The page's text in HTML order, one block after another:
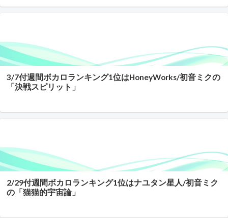
3/7付週間ボカロランキング1位はHoneyWorks/初音ミクの
「決戦スピリット」
2/29付週間ボカロランキング1位はナユタン星人/初音ミク
の「猫猫的宇宙論」